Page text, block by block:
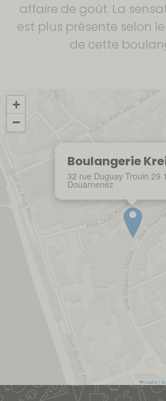
affaire de goût. La
est plus présente selon
de cette
Boulangerie
32 rue Duguay Trouin 29
Douarnenez
+
−
Leaflet